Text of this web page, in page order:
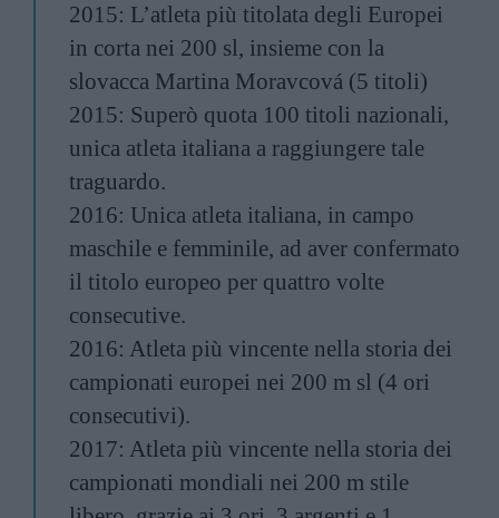
2015: L’atleta più titolata degli Europei
in corta nei 200 sl, insieme con la
slovacca Martina Moravcová (5 titoli)
2015: Superò quota 100 titoli nazionali,
unica atleta italiana a raggiungere tale
traguardo.
2016: Unica atleta italiana, in campo
maschile e femminile, ad aver confermato
il titolo europeo per quattro volte
consecutive.
2016: Atleta più vincente nella storia dei
campionati europei nei 200 m sl (4 ori
consecutivi).
2017: Atleta più vincente nella storia dei
campionati mondiali nei 200 m stile